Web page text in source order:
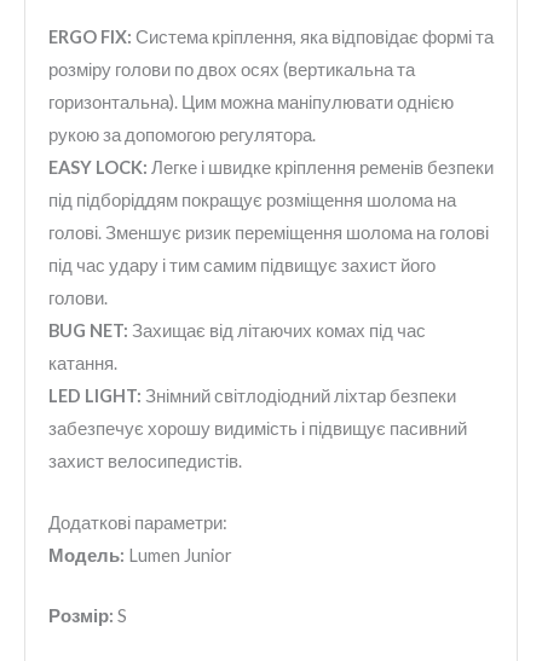
ERGO FIX: Система кріплення, яка відповідає формі та
розміру голови по двох осях (вертикальна та
горизонтальна). Цим можна маніпулювати однією
рукою за допомогою регулятора.
EASY LOCK: Легке і швидке кріплення ременів безпеки
під підборіддям покращує розміщення шолома на
голові. Зменшує ризик переміщення шолома на голові
під час удару і тим самим підвищує захист його
голови.
BUG NET: Захищає від літаючих комах під час
катання.
LED LIGHT: Знімний світлодіодний ліхтар безпеки
забезпечує хорошу видимість і підвищує пасивний
захист велосипедистів.
Додаткові параметри:
Модель: Lumen Junior
Розмір: S